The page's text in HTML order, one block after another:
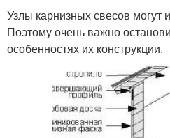
Узлы карнизных свесов могут
Поэтому очень важно
особенностях их конструкции.